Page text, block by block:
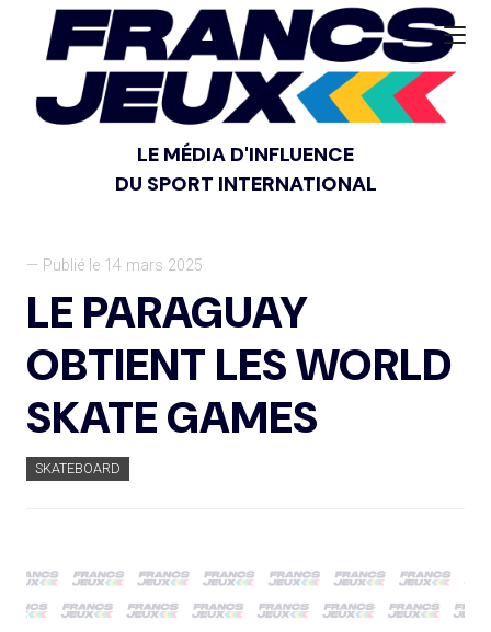
LE MÉDIA D'INFLUENCE
DU SPORT INTERNATIONAL
— Publié le 14 mars 2025
LE PARAGUAY
OBTIENT LES WORLD
SKATE GAMES
SKATEBOARD